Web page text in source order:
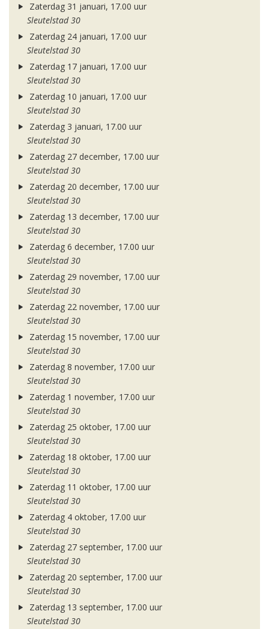
Zaterdag 31 januari, 17.00 uur
Sleutelstad 30
Zaterdag 24 januari, 17.00 uur
Sleutelstad 30
Zaterdag 17 januari, 17.00 uur
Sleutelstad 30
Zaterdag 10 januari, 17.00 uur
Sleutelstad 30
Zaterdag 3 januari, 17.00 uur
Sleutelstad 30
Zaterdag 27 december, 17.00 uur
Sleutelstad 30
Zaterdag 20 december, 17.00 uur
Sleutelstad 30
Zaterdag 13 december, 17.00 uur
Sleutelstad 30
Zaterdag 6 december, 17.00 uur
Sleutelstad 30
Zaterdag 29 november, 17.00 uur
Sleutelstad 30
Zaterdag 22 november, 17.00 uur
Sleutelstad 30
Zaterdag 15 november, 17.00 uur
Sleutelstad 30
Zaterdag 8 november, 17.00 uur
Sleutelstad 30
Zaterdag 1 november, 17.00 uur
Sleutelstad 30
Zaterdag 25 oktober, 17.00 uur
Sleutelstad 30
Zaterdag 18 oktober, 17.00 uur
Sleutelstad 30
Zaterdag 11 oktober, 17.00 uur
Sleutelstad 30
Zaterdag 4 oktober, 17.00 uur
Sleutelstad 30
Zaterdag 27 september, 17.00 uur
Sleutelstad 30
Zaterdag 20 september, 17.00 uur
Sleutelstad 30
Zaterdag 13 september, 17.00 uur
Sleutelstad 30